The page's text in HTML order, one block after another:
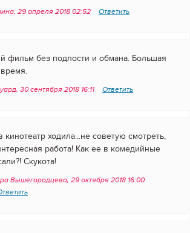
29 апреля 2018 02:52 Ответить
фильм без подлости и обмана. Большая
30 сентября 2018 16:11 Ответить
ходила...не советую смотреть,
работа! Как ее в комедийные
Скукота!
Вышегородцева, 29 октября 2018 16:00